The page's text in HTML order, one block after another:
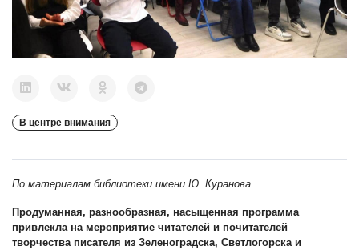
В центре внимания
По материалам библиотеки имени Ю. Куранова
Продуманная, разнообразная, насыщенная программа
привлекла на мероприятие читателей и почитателей
творчества писателя из Зеленоградска, Светлогорска и